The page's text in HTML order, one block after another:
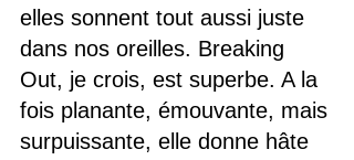
elles sonnent tout aussi juste
dans nos oreilles. Breaking
Out, je crois, est superbe. A la
fois planante, émouvante, mais
surpuissante, elle donne hâte